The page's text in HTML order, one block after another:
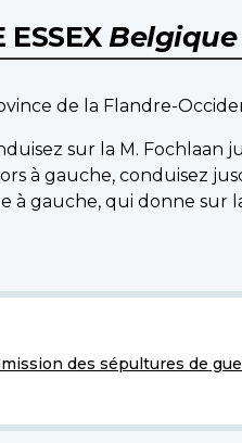
ESSEX Belgique
de la Flandre-
sur la M.
à gauche, conduisez
à gauche, qui donne sur
des sépultures de